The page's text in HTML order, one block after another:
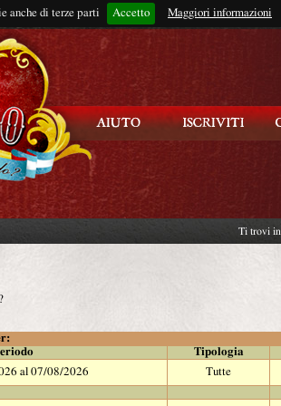
anche di terze parti Accetto Maggiori informazioni
Rimani connesso?
Ti trovi in
Tipologia
al 07/08/2026 Tutte